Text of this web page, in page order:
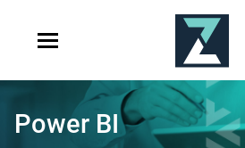
Power BI